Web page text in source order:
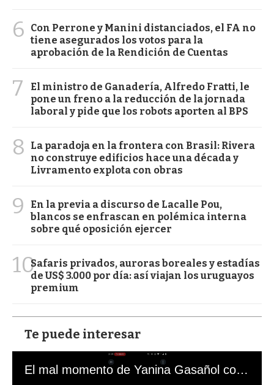
6
Con Perrone y Manini distanciados, el FA no
tiene asegurados los votos para la
aprobación de la Rendición de Cuentas
7
El ministro de Ganadería, Alfredo Fratti, le
pone un freno a la reducción de la jornada
laboral y pide que los robots aporten al BPS
8
La paradoja en la frontera con Brasil: Rivera
no construye edificios hace una década y
Livramento explota con obras
9
En la previa a discurso de Lacalle Pou,
blancos se enfrascan en polémica interna
sobre qué oposición ejercer
10Safaris privados, auroras boreales y estadías
de US$ 3.000 por día: así viajan los uruguayos
premium
Te puede interesar
El mal momento de Yanina Gasañol con un hincha argentino en "Subrayado"